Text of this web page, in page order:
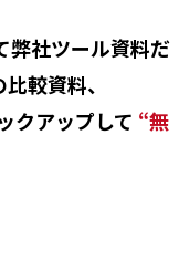
弊社ツール資料だ
較資料、
クアップして “無